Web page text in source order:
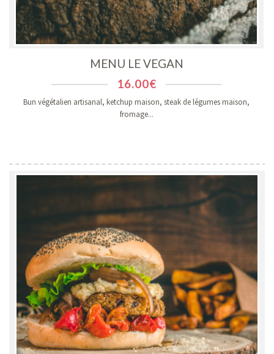
MENU LE VEGAN
16.00€
Bun végétalien artisanal, ketchup maison, steak de légumes maison,
fromage...